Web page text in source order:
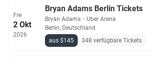
Fre
2 Okt
2026
Bryan Adams Berlin Tickets
Bryan Adams ・ Uber Arena
Berlin, Deutschland
aus $145
348 verfügbare Tickets